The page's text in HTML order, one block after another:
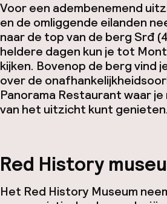
Voor een adembenemend
en de omliggende eilanden
naar de top van de berg Srđ
heldere dagen kun je tot
kijken. Bovenop de berg vind
over de
Panorama Restaurant waar
van het uitzicht kunt genieten.
Red History
Het Red History Museum